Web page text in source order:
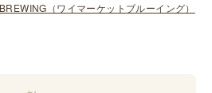
（ワイマーケットブルーイング）